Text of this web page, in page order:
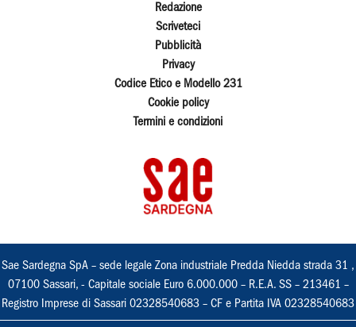
Redazione
Scriveteci
Pubblicità
Privacy
Codice Etico e Modello 231
Cookie policy
Termini e condizioni
Sae Sardegna SpA – sede legale Zona industriale Predda Niedda strada 31 ,
07100 Sassari, - Capitale sociale Euro 6.000.000 – R.E.A. SS – 213461 –
Registro Imprese di Sassari 02328540683 – CF e Partita IVA 02328540683